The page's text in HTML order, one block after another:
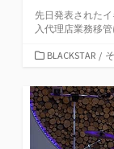
先日発表された
入代理店業務移
カ
ゴ
リ
ー
BLACKSTAR /